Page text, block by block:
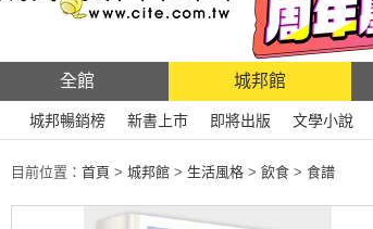
全館 城邦館
城邦暢銷榜 新書上市 即將出版 文學小說
目前位置： 首頁 > 城邦館 > 生活風格 > 飲食 > 食譜